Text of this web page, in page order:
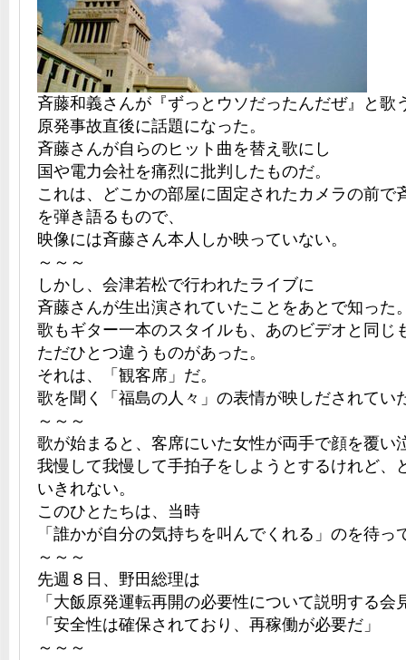
斉藤和義さんが『ずっとウソだったんだぜ』と歌
原発事故直後に話題になった。
斉藤さんが自らのヒット曲を替え歌にし
国や電力会社を痛烈に批判したものだ。
これは、どこかの部屋に固定されたカメラの前で
を弾き語るもので、
映像には斉藤さん本人しか映っていない。
～～～
しかし、会津若松で行われたライブに
斉藤さんが生出演されていたことをあとで知った
歌もギター一本のスタイルも、あのビデオと同じ
ただひとつ違うものがあった。
それは、「観客席」だ。
歌を聞く「福島の人々」の表情が映しだされてい
～～～
歌が始まると、客席にいた女性が両手で顔を覆い
我慢して我慢して手拍子をしようとするけれど、
いきれない。
このひとたちは、当時
「誰かが自分の気持ちを叫んでくれる」のを待っ
～～～
先週８日、野田総理は
「大飯原発運転再開の必要性について説明する会
「安全性は確保されており、再稼働が必要だ」
～～～